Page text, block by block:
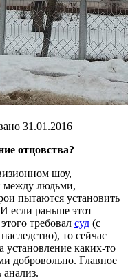
31.01.2016
отцовства?
шоу,
между людьми,
пытаются установить
если раньше этот
требовал суд (с
то сейчас
установление каких-то
добровольно. Главное
анализ.